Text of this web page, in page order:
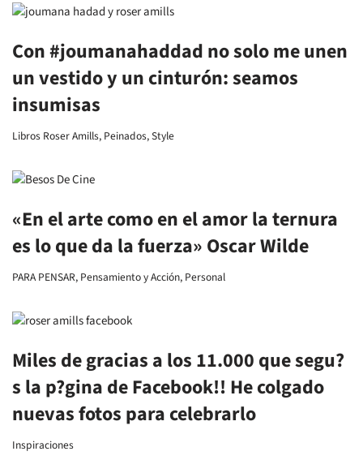
Con #joumanahaddad no solo me unen
un vestido y un cinturón: seamos
insumisas
Libros Roser Amills, Peinados,Style
«En el arte como en el amor la ternura
es lo que da la fuerza» Oscar Wilde
PARA PENSAR, Pensamiento y Acción, Personal
Miles de gracias a los 11.000 que segu?
s la p?gina de Facebook!! He colgado
nuevas fotos para celebrarlo
Inspiraciones